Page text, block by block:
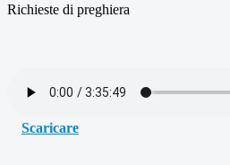
Richieste di preghiera
Scaricare